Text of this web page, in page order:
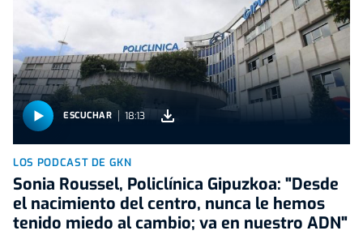
ESCUCHAR 18:13
LOS PODCAST DE GKN
Sonia Roussel, Policlínica Gipuzkoa: "Desde
el nacimiento del centro, nunca le hemos
tenido miedo al cambio; va en nuestro ADN"